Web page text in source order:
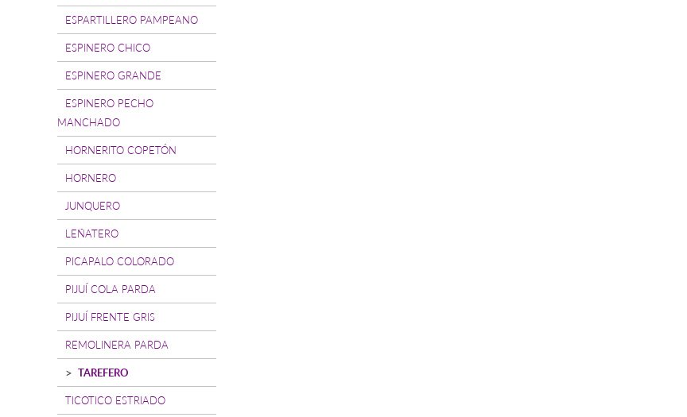
ESPARTILLERO PAMPEANO
ESPINERO CHICO
ESPINERO GRANDE
ESPINERO PECHO
MANCHADO
HORNERITO COPETÓN
HORNERO
JUNQUERO
LEÑATERO
PICAPALO COLORADO
PIJUÍ COLA PARDA
PIJUÍ FRENTE GRIS
REMOLINERA PARDA
TAREFERO
TICOTICO ESTRIADO